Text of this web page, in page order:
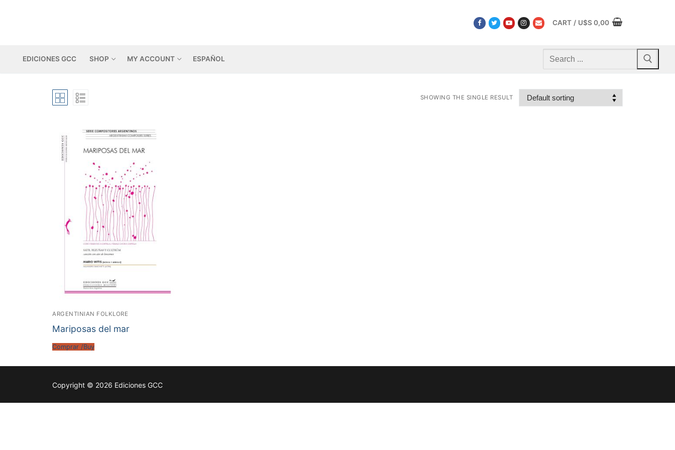
CART / U$S 0,00
EDICIONES GCC SHOP MY ACCOUNT ESPAÑOL
Search
SHOWING THE SINGLE RESULT
ARGENTINIAN FOLKLORE
Mariposas del mar
Comprar /Buy
Copyright © 2026 Ediciones GCC